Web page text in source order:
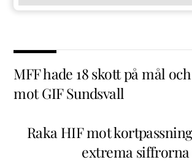
MFF hade 18 skott på mål
mot GIF Sundsvall
Raka HIF mot
extrema